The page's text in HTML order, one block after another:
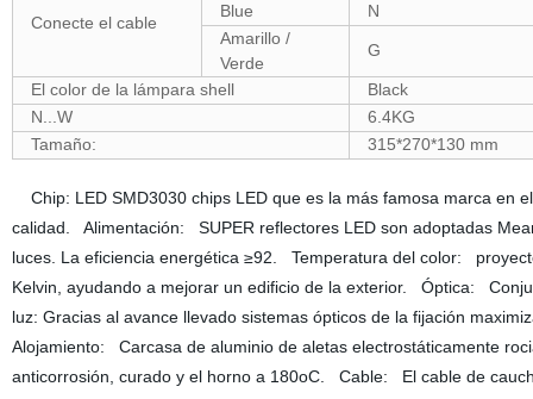
Conecte el cable
Blue
N
Amarillo /
Verde
G
El color de la lámpara shell
Black
N...W
6.4KG
Tamaño:
315*270*130 mm
Chip: LED SMD3030 chips LED que es la más famosa marca en
calidad. Alimentación: SUPER reflectores LED son adoptadas
luces. La eficiencia energética ≥92. Temperatura del color:
Kelvin, ayudando a mejorar un edificio de la exterior. Óptica:
luz: Gracias al avance llevado sistemas ópticos de la fijación
Alojamiento: Carcasa de aluminio de aletas electrostáticamente
anticorrosión, curado y el horno a 180oC. Cable: El cable de